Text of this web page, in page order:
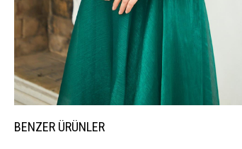
BENZER ÜRÜNLER